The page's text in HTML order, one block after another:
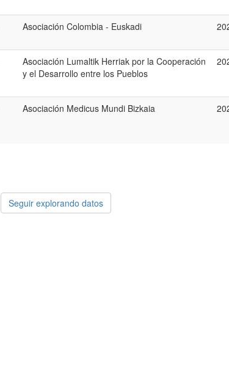
Asociación Colombia - Euskadi
Asociación Lumaltik Herriak por la Cooperación
y el Desarrollo entre los Pueblos
Asociación Medicus Mundi Bizkaia
Seguir explorando datos